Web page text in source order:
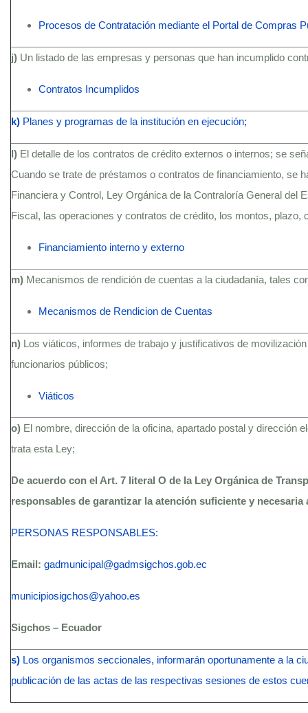
Procesos de Contratación mediante el Portal de Compras
j) Un listado de las empresas y personas que han incumplido
Contratos Incumplidos
k) Planes y programas de la institución en ejecución;
l) El detalle de los contratos de crédito externos o internos; se
Cuando se trate de préstamos o contratos de financiamiento, se
Financiera y Control, Ley Orgánica de la Contraloría General del
Fiscal, las operaciones y contratos de crédito, los montos, plazo,
Financiamiento interno y externo
m) Mecanismos de rendición de cuentas a la ciudadanía, tales
Mecanismos de Rendicion de Cuentas
n) Los viáticos, informes de trabajo y justificativos de
funcionarios públicos;
Viáticos
o) El nombre, dirección de la oficina, apartado postal y dirección
trata esta Ley;
De acuerdo con el Art. 7 literal O de la Ley Orgánica de
responsables de garantizar la atención suficiente y
PERSONAS RESPONSABLES:
Email: gadmunicipal@gadmsigchos.gob.ec
municipiosigchos@yahoo.es
Sigchos – Ecuador
s) Los organismos seccionales, informarán oportunamente a la
publicación de las actas de las respectivas sesiones de estos